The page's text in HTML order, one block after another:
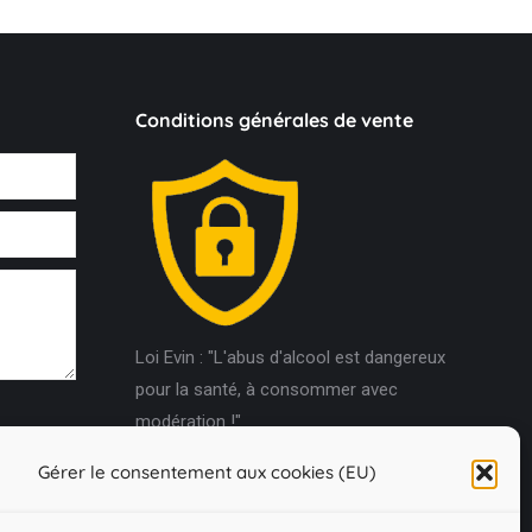
Gérer le consentement aux cookies (EU)
Conditions générales de vente
Loi Evin : "L'abus d'alcool est dangereux
pour la santé, à consommer avec
modération !"